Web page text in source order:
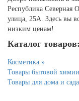
Республика Северная
улица, 25А. Здесь вы
низким ценам!
Каталог товаров:
Косметика »
Товары бытовой
Товары для дома и